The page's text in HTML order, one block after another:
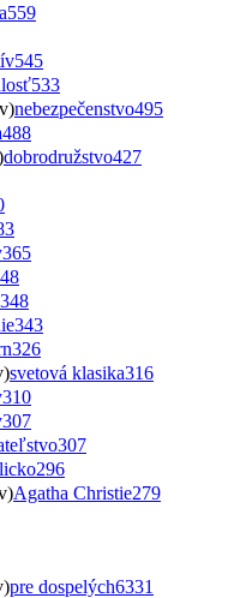
559
545
533
nebezpečenstvo495
488
dobrodružstvo427
365
348
343
326
svetová klasika316
310
307
307
296
Agatha Christie279
pre dospelých6331